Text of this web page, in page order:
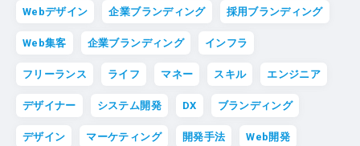
Webデザイン 企業ブランディング 採用ブランディング
Web集客 企業ブランディング インフラ
フリーランス ライフ マネー スキル エンジニア
デザイナー システム開発 DX ブランディング
デザイン マーケティング 開発手法 Web開発